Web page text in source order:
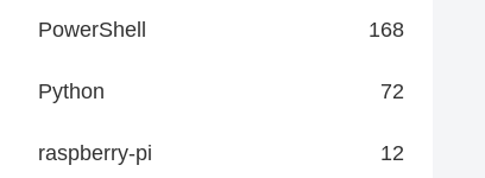
PowerShell 168
Python 72
raspberry-pi 12